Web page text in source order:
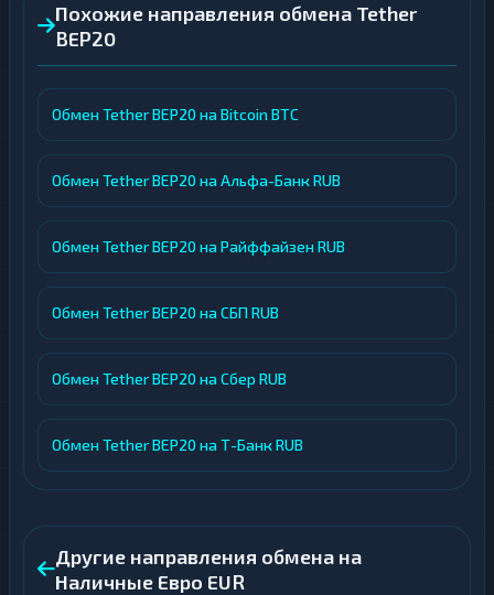
Похожие направления обмена Tether
BEP20
Обмен Tether BEP20 на Bitcoin BTC
Обмен Tether BEP20 на Альфа-Банк RUB
Обмен Tether BEP20 на Райффайзен RUB
Обмен Tether BEP20 на СБП RUB
Обмен Tether BEP20 на Сбер RUB
Обмен Tether BEP20 на Т-Банк RUB
Другие направления обмена на
Наличные Евро EUR